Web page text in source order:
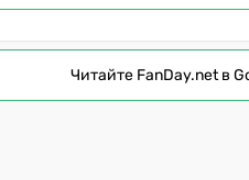
Читайте FanDay.net в